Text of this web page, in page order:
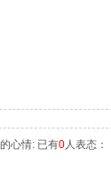
心情: 已有0人表态：